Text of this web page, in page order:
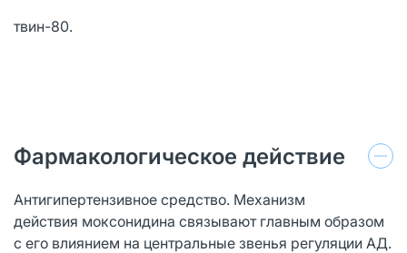
твин-80.
Фармакологическое действие
Антигипертензивное средство. Механизм
действия моксонидина связывают главным образом
с его влиянием на центральные звенья регуляции АД.